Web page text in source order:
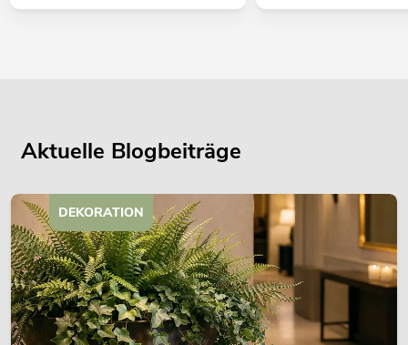
Aktuelle Blogbeiträge
DEKORATION